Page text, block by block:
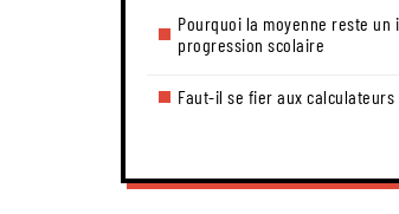
Pourquoi la moyenne reste
progression scolaire
Faut-il se fier aux calculateurs